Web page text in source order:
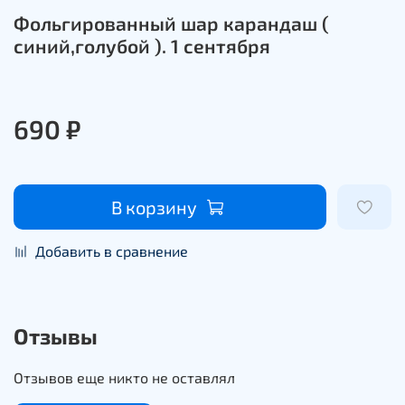
Фольгированный шар карандаш (
синий,голубой ). 1 сентября
690 ₽
В корзину
Добавить в сравнение
Отзывы
Отзывов еще никто не оставлял